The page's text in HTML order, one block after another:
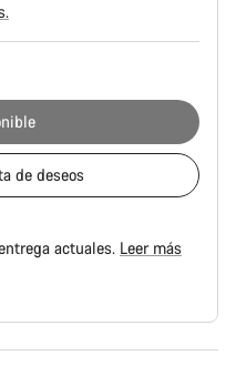
de deseos
actuales. Leer más